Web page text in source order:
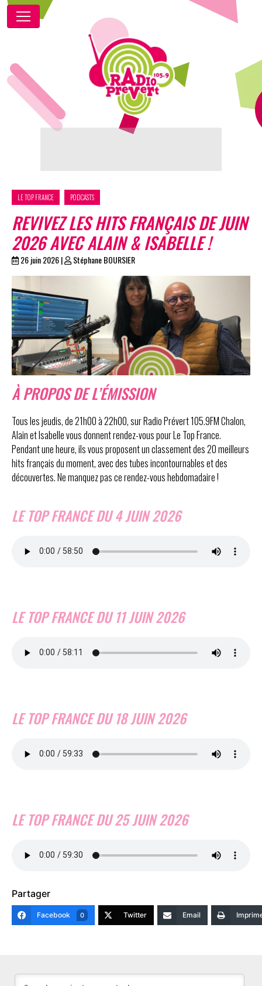
LE TOP FRANCE PODCASTS
REVIVEZ LES HITS FRANÇAIS DE JUIN
2026 AVEC ALAIN & ISABELLE !
26 juin 2026| Stéphane BOURSIER
À PROPOS DE L’ÉMISSION
Tous les jeudis, de 21h00 à 22h00, sur Radio Prévert 105.9FM Chalon,
Alain et Isabelle vous donnent rendez-vous pour Le Top France.
Pendant une heure, ils vous proposent un classement des 20 meilleurs
hits français du moment, avec des tubes incontournables et des
découvertes. Ne manquez pas ce rendez-vous hebdomadaire !
LE TOP FRANCE DU 4 JUIN 2026
LE TOP FRANCE DU 11 JUIN 2026
LE TOP FRANCE DU 18 JUIN 2026
LE TOP FRANCE DU 25 JUIN 2026
Partager
Facebook 0 Twitter Email